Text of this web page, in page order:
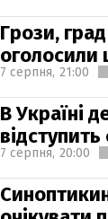
Грози,
7 серпня, 21:00
В Україні
відступить
7 серпня, 20:00